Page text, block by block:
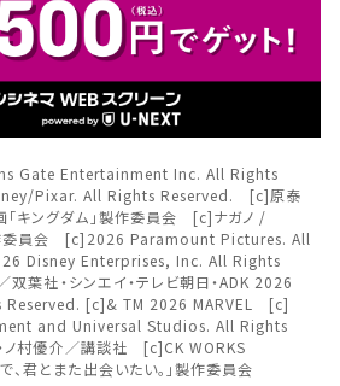
ンクより、ご覧になりたい作品を選
を確認する
ト会員もあります。
更する
Gate Entertainment Inc. All Rights
Pixar. All Rights Reserved. [c]原泰
キングダム」製作委員会 [c]ナガノ /
作委員会 [c]2026 Paramount Pictures. All
Disney Enterprises, Inc. All Rights
葉社・シンエイ・テレビ朝日・ADK 2026
[c]& TM 2026 MARVEL [c]
and Universal Studios. All Rights
村優介／講談社 [c]CK WORKS
君とまた出会いたい。」製作委員会
を変更しますか？
以降で選択いただいた情報は解除
されます。
変更する
を変更しますか？
以降で選択いただいた情報は解
除されます。
変更する
機能のご利用には
員へのご登録が必要です。
のログイン・ご登録はこちら